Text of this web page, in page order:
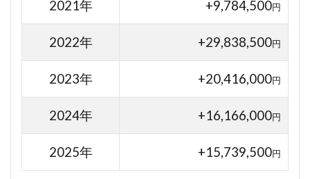
2021年 +9,784,500円
2022年 +29,838,500円
2023年 +20,416,000円
2024年 +16,166,000円
2025年 +15,739,500円